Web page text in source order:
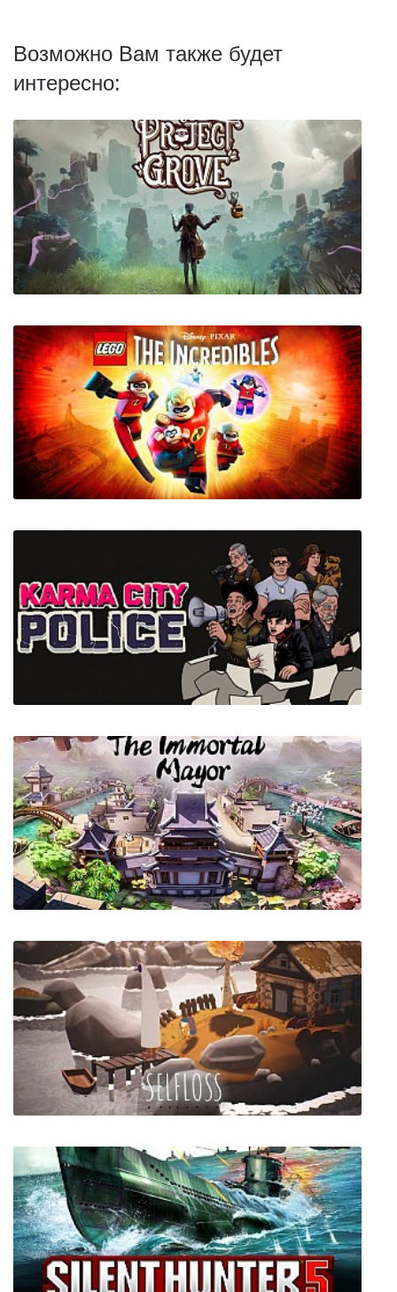
Возможно Вам также будет
интересно:
Project Grove
LEGO The Incredibles
Karma City Police
The Immortal Mayor
Selfloss